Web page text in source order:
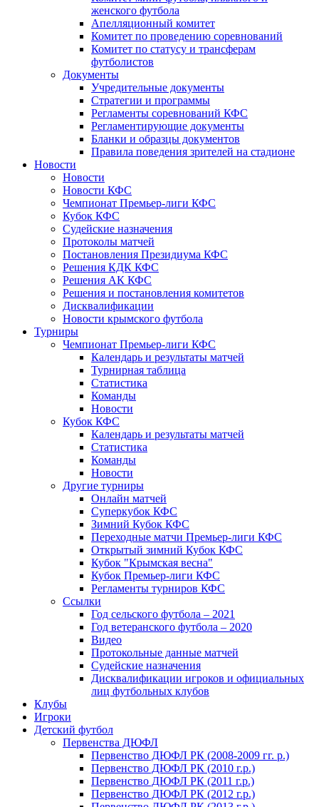
женского футбола
Апелляционный комитет
Комитет по проведению соревнований
Комитет по статусу и трансферам
футболистов
Документы
Учредительные документы
Стратегии и программы
Регламенты соревнований КФС
Регламентирующие документы
Бланки и образцы документов
Правила поведения зрителей на стадионе
Новости
Новости
Новости КФС
Чемпионат Премьер-лиги КФС
Кубок КФС
Судейские назначения
Протоколы матчей
Постановления Президиума КФС
Решения КДК КФС
Решения АК КФС
Решения и постановления комитетов
Дисквалификации
Новости крымского футбола
Турниры
Чемпионат Премьер-лиги КФС
Календарь и результаты матчей
Турнирная таблица
Статистика
Команды
Новости
Кубок КФС
Календарь и результаты матчей
Статистика
Команды
Новости
Другие турниры
Онлайн матчей
Суперкубок КФС
Зимний Кубок КФС
Переходные матчи Премьер-лиги КФС
Открытый зимний Кубок КФС
Кубок "Крымская весна"
Кубок Премьер-лиги КФС
Регламенты турниров КФС
Ссылки
Год сельского футбола – 2021
Год ветеранского футбола – 2020
Видео
Протокольные данные матчей
Судейские назначения
Дисквалификации игроков и официальных
лиц футбольных клубов
Клубы
Игроки
Детский футбол
Первенства ДЮФЛ
Первенство ДЮФЛ РК (2008-2009 гг. р.)
Первенство ДЮФЛ РК (2010 г.р.)
Первенство ДЮФЛ РК (2011 г.р.)
Первенство ДЮФЛ РК (2012 г.р.)